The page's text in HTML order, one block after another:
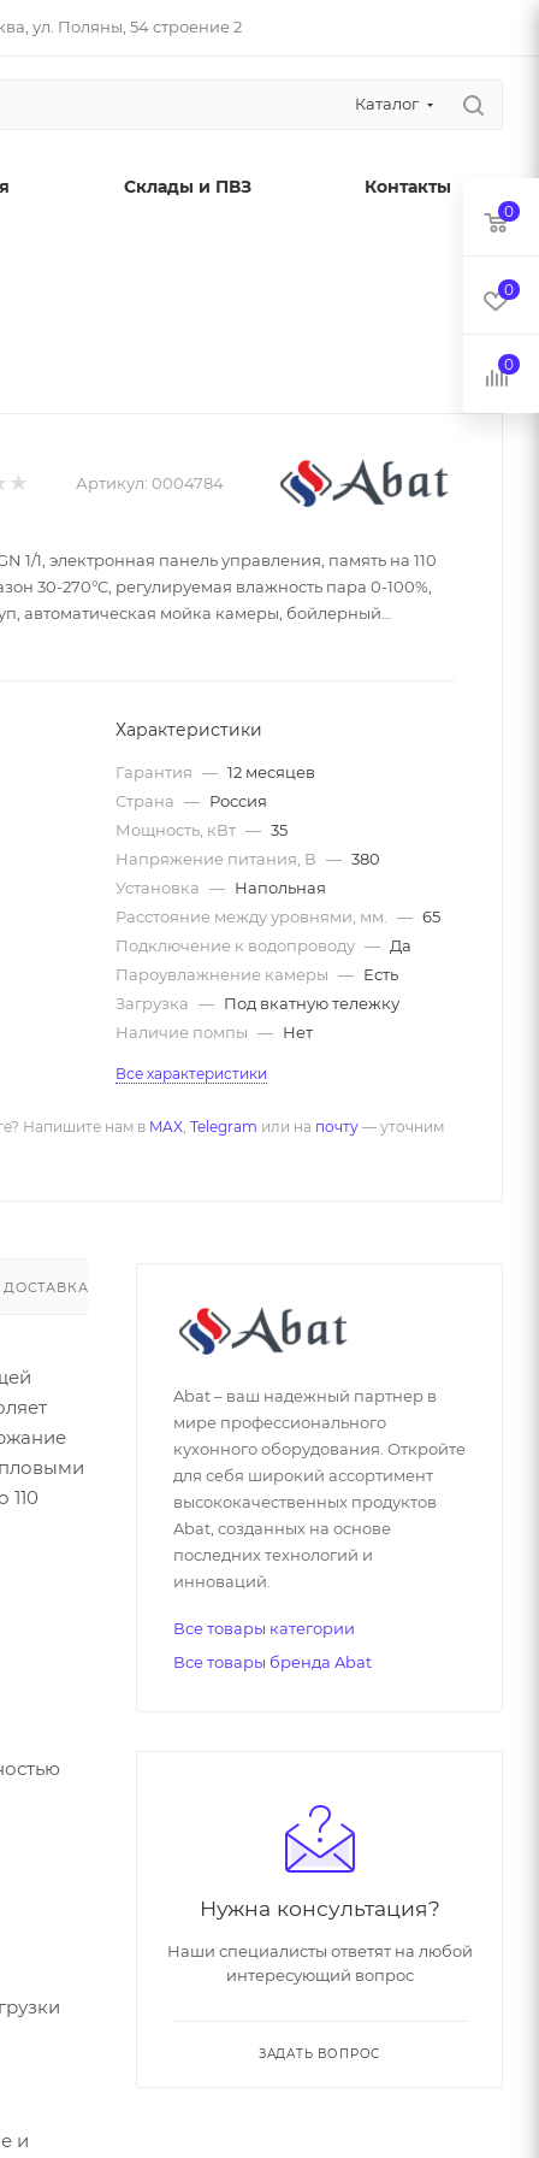
ул. Поляны, 54 строение 2
Каталог
Склады и ПВЗ Контакты
Артикул: 0004784
1/1, электронная панель управления, память на 110
30-270°C, регулируемая влажность пара 0-100%,
автоматическая мойка камеры, бойлерный
Характеристики
Гарантия — 12 месяцев
Страна — Россия
Мощность, кВт — 35
Напряжение питания, В — 380
Установка — Напольная
Расстояние между уровнями, мм.
— 65
Подключение к водопроводу — Да
Пароувлажнение камеры — Есть
Загрузка — Под вкатную тележку
Наличие помпы — Нет
Все характеристики
Напишите нам в MAX, Telegram или на почту — уточним
ДОСТАВКА
110
и
Abat – ваш надежный партнер в
мире профессионального
кухонного оборудования. Откройте
для себя широкий ассортимент
высококачественных продуктов
Abat, созданных на основе
последних технологий и
инноваций.
Все товары категории
Все товары бренда Abat
Нужна консультация?
Наши специалисты ответят на любой
интересующий вопрос
ЗАДАТЬ ВОПРОС
0
0
0